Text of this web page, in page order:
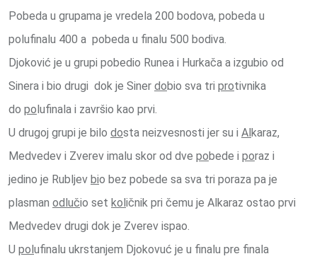
Pobeda u grupama je vredela 200 bodova, pobeda u
polufinalu 400 a pobeda u finalu 500 bodiva.
Djoković je u grupi pobedio Runea i Hurkača a izgubio od
Sinera i bio drugi dok je Siner dobio sva tri protivnika
do polufinala i završio kao prvi.
U drugoj grupi je bilo dosta neizvesnosti jer su i Alkaraz,
Medvedev i Zverev imalu skor od dve pobede i poraz i
jedino je Rubljev bio bez pobede sa sva tri poraza pa je
plasman odlučio set količnik pri čemu je Alkaraz ostao prvi
Medvedev drugi dok je Zverev ispao.
U polufinalu ukrstanjem Djokovuć je u finalu pre finala